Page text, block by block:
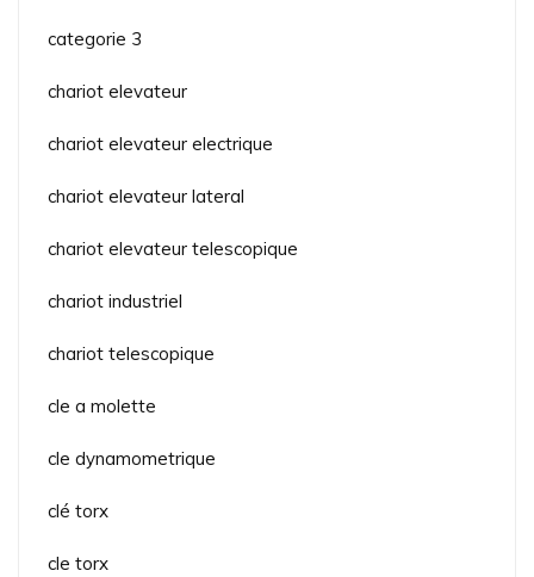
categorie 3
chariot elevateur
chariot elevateur electrique
chariot elevateur lateral
chariot elevateur telescopique
chariot industriel
chariot telescopique
cle a molette
cle dynamometrique
clé torx
cle torx